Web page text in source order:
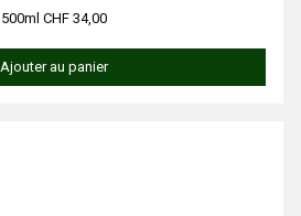
500ml CHF 34,00
Ajouter au panier